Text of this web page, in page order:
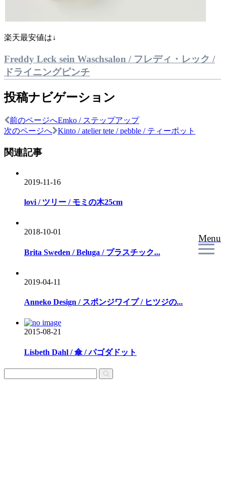
Menu
楽天最安値は↓
Freddy Leck sein Waschsalon / フレディ・レック /
ドライニングピンチ
投稿ナビゲーション
前のページへEmko / ステップアップ
次のページへ
Kinto / atelier tete / pebble / ティーポット
関連記事
2019-11-16
lovi / ツリー / モミの木25cm
2018-10-01
Brita Sweden / Beluga / プラスチック...
2019-04-11
Anneko Design / スポンジワイプ / ヒツジの...
2015-08-21
Lisbeth Dahl / 傘 / パゴダドット